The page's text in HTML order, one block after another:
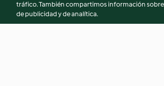
tráfico. También compartimos información
de publicidad y de analítica.